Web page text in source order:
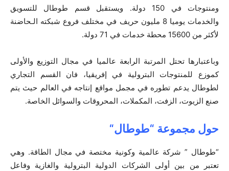
ومنتوجات في 150 دولة. ويستقبل قسم طوطال للتسويق
والخدمات يوميا 8 مليون حريف في مختلف فروع شبكته الـحاضنة
لأكثر من 15600 محطة خدمات في 71 دولة.
وباعتبارها تحتل المرتبة الرابعة عالميا في مجال التوزيع والأولى
كموزع للمنتوجات البترولية في إفريقيا، فان القسم التجاري
لطوطال يدعم تطوره في مجمل مواقع إنتاجه في العالم حيث يتم
صنع الزيوت، الزفت، المكملات، المحروقات والسوائل الخاصة.
حول مجموعة “طوطال“
“طوطال ” شركة عالمية وكونية مختصة في مجال الطاقة. وهي
تعتبر من بين أولى الشركات الدولية البترولية والغازية وفاعل